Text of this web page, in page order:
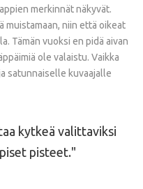
merkinnät näkyvät.
muistamaan, niin että oikeat
Tämän vuoksi en pidä aivan
ole valaistu. Vaikka
satunnaiselle kuvaajalle
kytkeä valittaviksi
pisteet.